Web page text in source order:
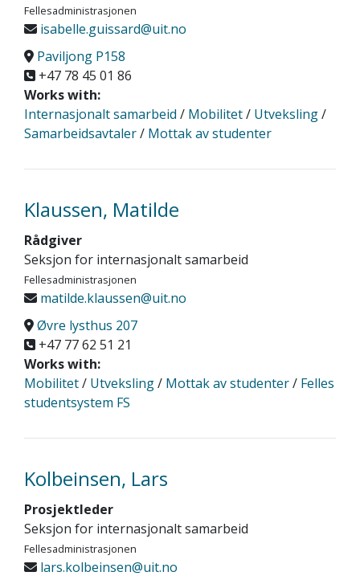
Fellesadministrasjonen
isabelle.guissard@uit.no
Paviljong P158
+47 78 45 01 86
Works with:
Internasjonalt samarbeid / Mobilitet/ Utveksling/
Samarbeidsavtaler/ Mottak av studenter
Klaussen, Matilde
Rådgiver
Seksjon for internasjonalt samarbeid
Fellesadministrasjonen
matilde.klaussen@uit.no
Øvre lysthus 207
+47 77 62 51 21
Works with:
Mobilitet/ Utveksling/ Mottak av studenter/ Felles
studentsystem FS
Kolbeinsen, Lars
Prosjektleder
Seksjon for internasjonalt samarbeid
Fellesadministrasjonen
lars.kolbeinsen@uit.no